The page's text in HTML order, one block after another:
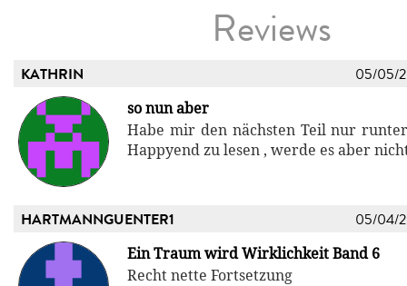
Reviews
KATHRIN 05/05/
so nun aber
Habe mir den nächsten Teil nur
Happyend zu lesen , werde es aber
HARTMANNGUENTER1 05/04/
Ein Traum wird Wirklichkeit Band 6
Recht nette Fortsetzung